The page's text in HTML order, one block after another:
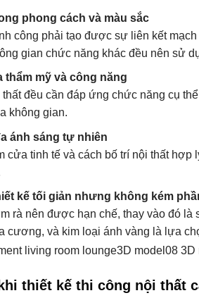
phong cách và màu sắc
công phải tạo được sự liên kết
gian chức năng khác đều nên sử
thẩm mỹ và công năng
thất đều cần đáp ứng chức năng cụ
không gian.
ánh sáng tự nhiên
cửa tinh tế và cách bố trí nội thất hợp
kế tối giản nhưng không kém
rà nên được hạn chế, thay vào đó
cương, và kim loại ánh vàng là lựa
thiết kế thi công nội thất